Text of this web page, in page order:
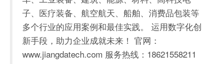
子、医疗装备、航空航天、船舶、消费品包装等
多个行业的应用案例和最佳实践。
运用数字化创
新手段，助力企业成就未来！ 官网：
www.jiangdatech.com 服务热线：18621558211